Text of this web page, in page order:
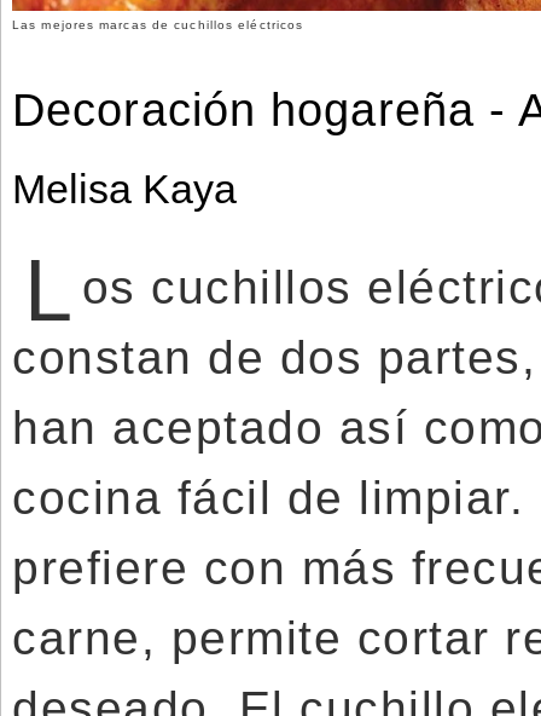
Las mejores marcas de cuchillos eléctricos
Decoración hogareña -
Melisa Kaya
L os cuchillos
constan de dos
han aceptado así
cocina fácil de
prefiere con más
carne, permite cortar